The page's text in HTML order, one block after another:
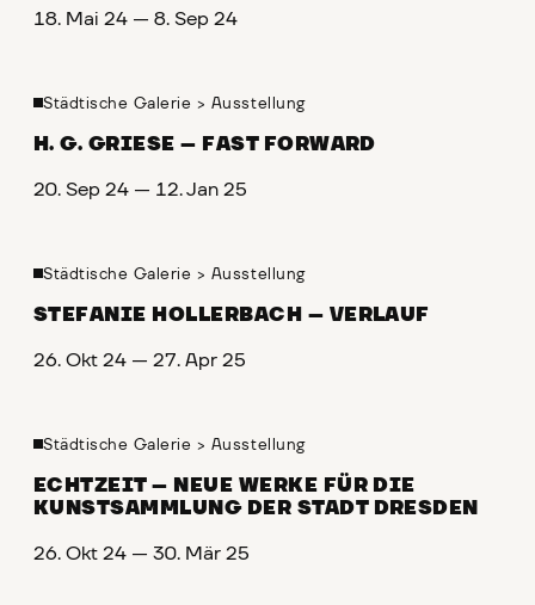
18. Mai 24 — 8. Sep 24
Städtische Galerie > Ausstellung
H. G. GRIESE – FAST FORWARD
20. Sep 24 — 12. Jan 25
Städtische Galerie > Ausstellung
STEFANIE HOLLERBACH – VERLAUF
26. Okt 24 — 27. Apr 25
Städtische Galerie > Ausstellung
ECHTZEIT – NEUE WERKE FÜR DIE
KUNSTSAMMLUNG DER STADT DRESDEN
26. Okt 24 — 30. Mär 25